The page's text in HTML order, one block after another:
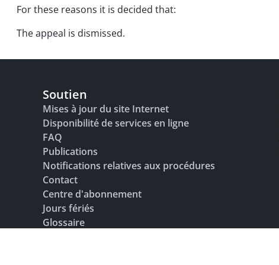
For these reasons it is decided that:
The appeal is dismissed.
Soutien
Mises à jour du site Internet
Disponibilité de services en ligne
FAQ
Publications
Notifications relatives aux procédures
Contact
Centre d'abonnement
Jours fériés
Glossaire